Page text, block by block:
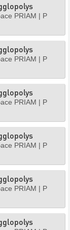
PRIAM | P
PRIAM | P
PRIAM | P
PRIAM | P
PRIAM | P